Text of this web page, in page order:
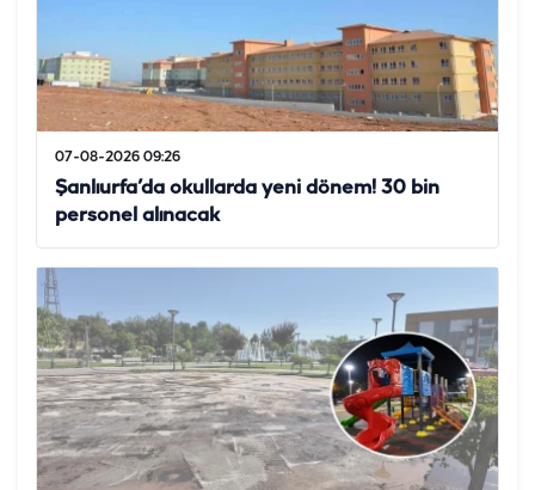
07-08-2026 09:26
Şanlıurfa’da okullarda yeni dönem! 30 bin
personel alınacak